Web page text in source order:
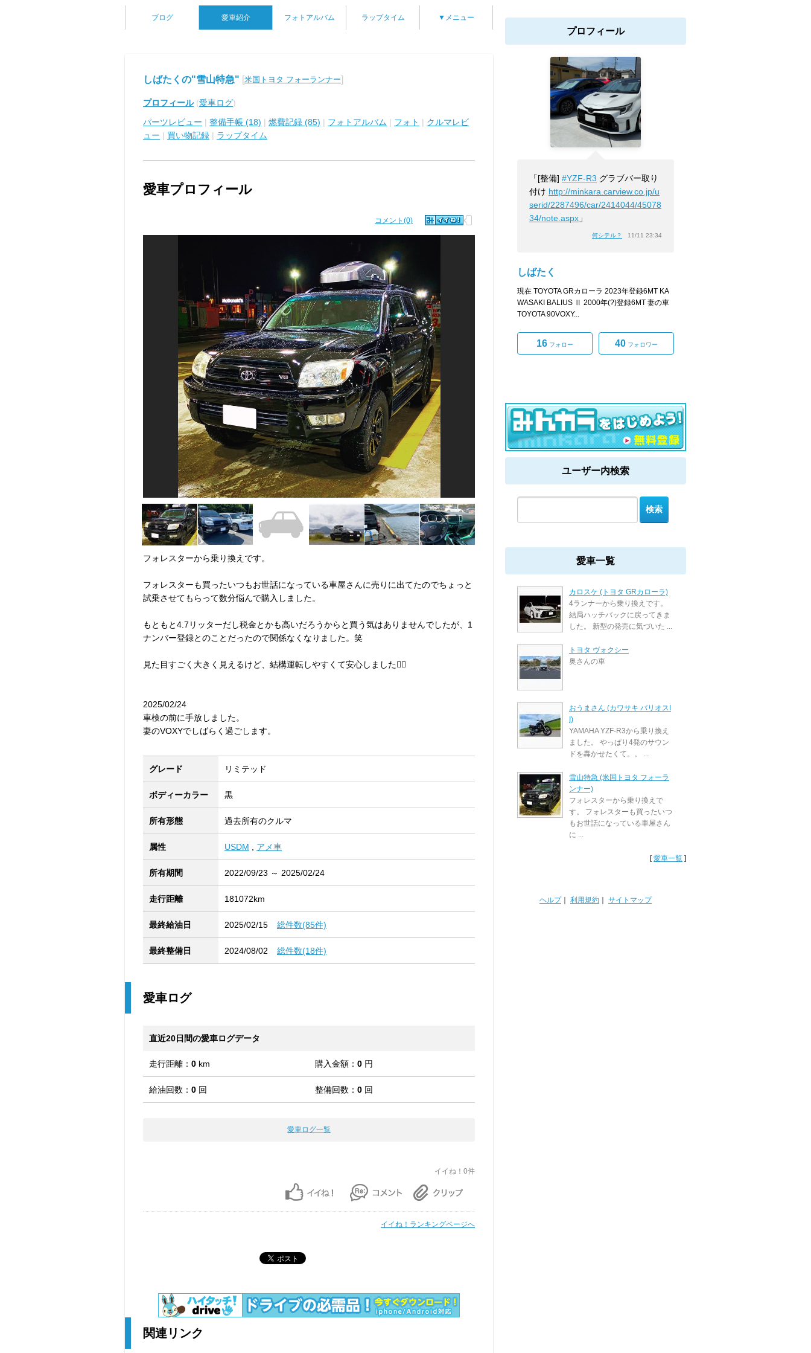
ブログ 愛車紹介 フォトアルバム ラップタイム ▼メニュー
しばたくの"雪山特急" [米国トヨタ フォーランナー]
プロフィール(愛車ログ)
パーツレビュー | 整備手帳 (18) | 燃費記録 (85) | フォトアルバム | フォト | クルマレビ
ュー | 買い物記録 | ラップタイム
愛車プロフィール
コメント(0)
フォレスターから乗り換えです。
フォレスターも買ったいつもお世話になっている車屋さんに売りに出てたのでちょっと
試乗させてもらって数分悩んで購入しました。
もともと4.7リッターだし税金とかも高いだろうからと買う気はありませんでしたが、1
ナンバー登録とのことだったので関係なくなりました。笑
見た目すごく大きく見えるけど、結構運転しやすくて安心しました😮‍💨
2025/02/24
車検の前に手放しました。
妻のVOXYでしばらく過ごします。
グレード リミテッド
ボディーカラー 黒
所有形態 過去所有のクルマ
属性 USDM アメ車
所有期間 2022/09/23 ～ 2025/02/24
走行距離 181072km
最終給油日 2025/02/15 総件数(85件)
最終整備日 2024/08/02 総件数(18件)
愛車ログ
直近20日間の愛車ログデータ
走行距離： 0 km 購入金額： 0 円
給油回数： 0 回 整備回数： 0 回
愛車ログ一覧
イイね！0件
イイね！ランキングページへ
関連リンク
プロフィール
「[整備] #YZF-R3 グラブバー取り
付け http://minkara.carview.co.jp/u
serid/2287496/car/2414044/45078
34/note.aspx 」
何シテル？ 11/11 23:34
しばたく
現在 TOYOTA GRカローラ 2023年登録6MT KA
WASAKI BALIUS Ⅱ 2000年(?)登録6MT 妻の車
TOYOTA 90VOXY...
16 フォロー 40 フォロワー
ユーザー内検索
愛車一覧
カロスケ (トヨタ GRカローラ)
4ランナーから乗り換えです。
結局ハッチバックに戻ってきま
した。 新型の発売に気づいた ...
トヨタ ヴォクシー
奥さんの車
おうまさん (カワサキ バリオスI
I)
YAMAHA YZF-R3から乗り換え
ました。 やっぱり4発のサウン
ドを轟かせたくて。。 ...
雪山特急 (米国トヨタ フォーラ
ンナー)
フォレスターから乗り換えで
す。 フォレスターも買ったいつ
もお世話になっている車屋さん
に ...
[愛車一覧 ]
ヘルプ｜ 利用規約 サイトマップ